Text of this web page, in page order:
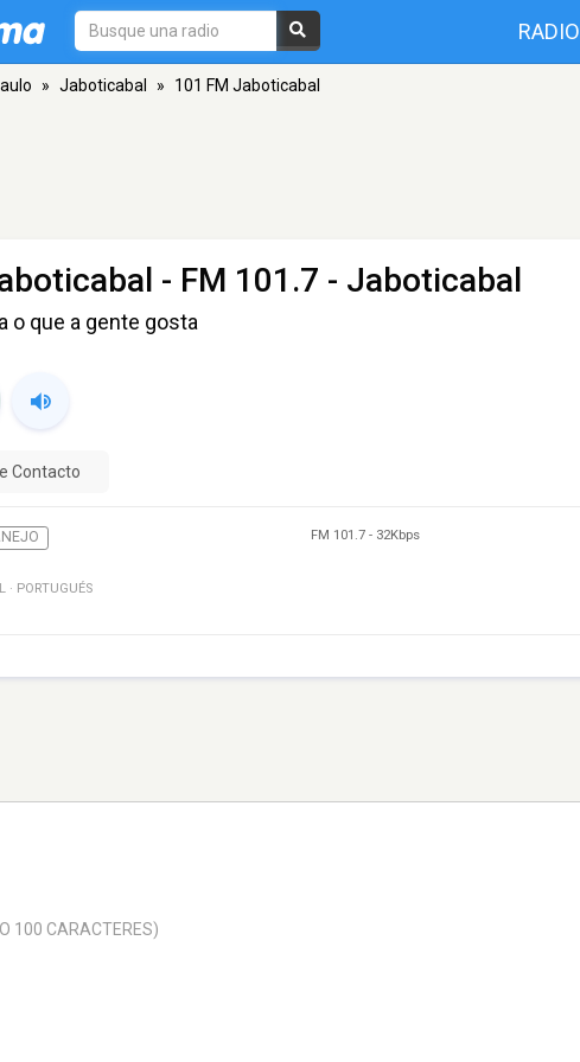
RADIO
» Jaboticabal » 101 FM Jaboticabal
- FM 101.7 - Jaboticabal
o que a gente gosta
Contacto
FM 101.7 - 32Kbps
· PORTUGUÉS